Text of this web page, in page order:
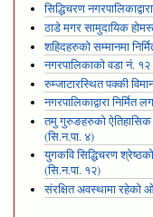
सिद्धिचरण
ठाडे मगर सामुदायिक
शहिदहरुको सम्मानमा
नगरपालिकाको वडा नं. १२
रुम्जाटारस्थित पक्की
नगरपालिकाद्वारा
तमु गुरुङहरुको ऐतिहासिक
(सि.न.पा. ४)
युगकवि सिद्धिचरण
(सि.न.पा. १२)
संरक्षित अवस्थामा रहेको